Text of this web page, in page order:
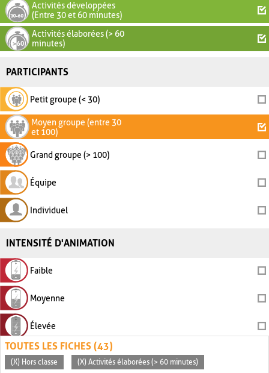
Activités développées
(Entre 30 et 60 minutes)
Activités élaborées (> 60
minutes)
PARTICIPANTS
Petit groupe (< 30)
Moyen groupe (entre 30
et 100)
Grand groupe (> 100)
Équipe
Individuel
INTENSITÉ D'ANIMATION
Faible
Moyenne
Élevée
TOUTES LES FICHES (43)
(X) Hors classe (X) Activités élaborées (> 60 minutes)